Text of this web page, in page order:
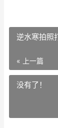
逆水寒拍照
« 上一篇
没有了！